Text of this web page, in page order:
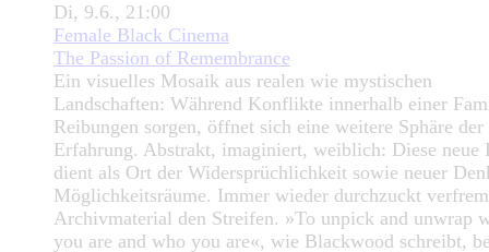
Di, 9.6., 21:00
Female Black Cinema
The Passion of Remembrance
Ein visuelles Mosaik aus realen wie mystischen
Landschaften: Während Konflikte innerhalb einer
Reibungen sorgen, öffnet sich eine weitere Sphäre der
Erfahrung. Abstrakt, imaginiert, weiblich: Diese neue
dient als Ort der Widersprüchlichkeit sowie neuer
Möglichkeitsräume. Immer wieder durchzuckt
Archivmaterial den Streifen. »To unpick and unwrap
you are and who you are«, wie Blackwood schreibt,